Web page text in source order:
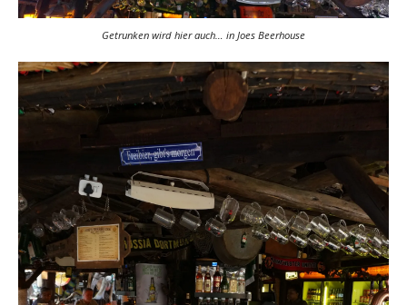
Getrunken wird hier auch… in Joes Beerhouse